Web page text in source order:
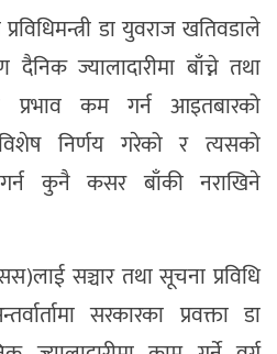
डा युवराज खतिवडाले
दैनिक ज्यालादारीमा बाँच्ने तथा
प्रभाव कम गर्न आइतबारको
निर्णय गरेको र त्यसको
गर्न कुनै कसर बाँकी नराखिने
सञ्चार तथा सूचना प्रविधि
सरकारका प्रवक्ता डा